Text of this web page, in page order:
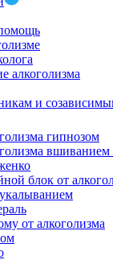
алкоголизма
и
гипнозом
блок от
от алкоголизма